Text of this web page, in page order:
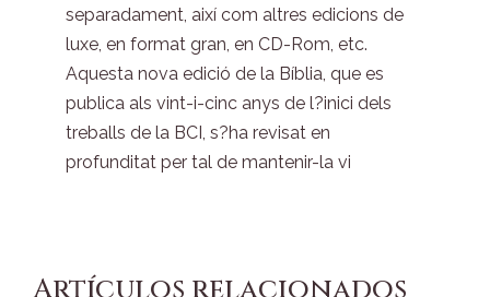
separadament, així com altres edicions de
luxe, en format gran, en CD-Rom, etc.
Aquesta nova edició de la Bíblia, que es
publica als vint-i-cinc anys de l?inici dels
treballs de la BCI, s?ha revisat en
profunditat per tal de mantenir-la vi